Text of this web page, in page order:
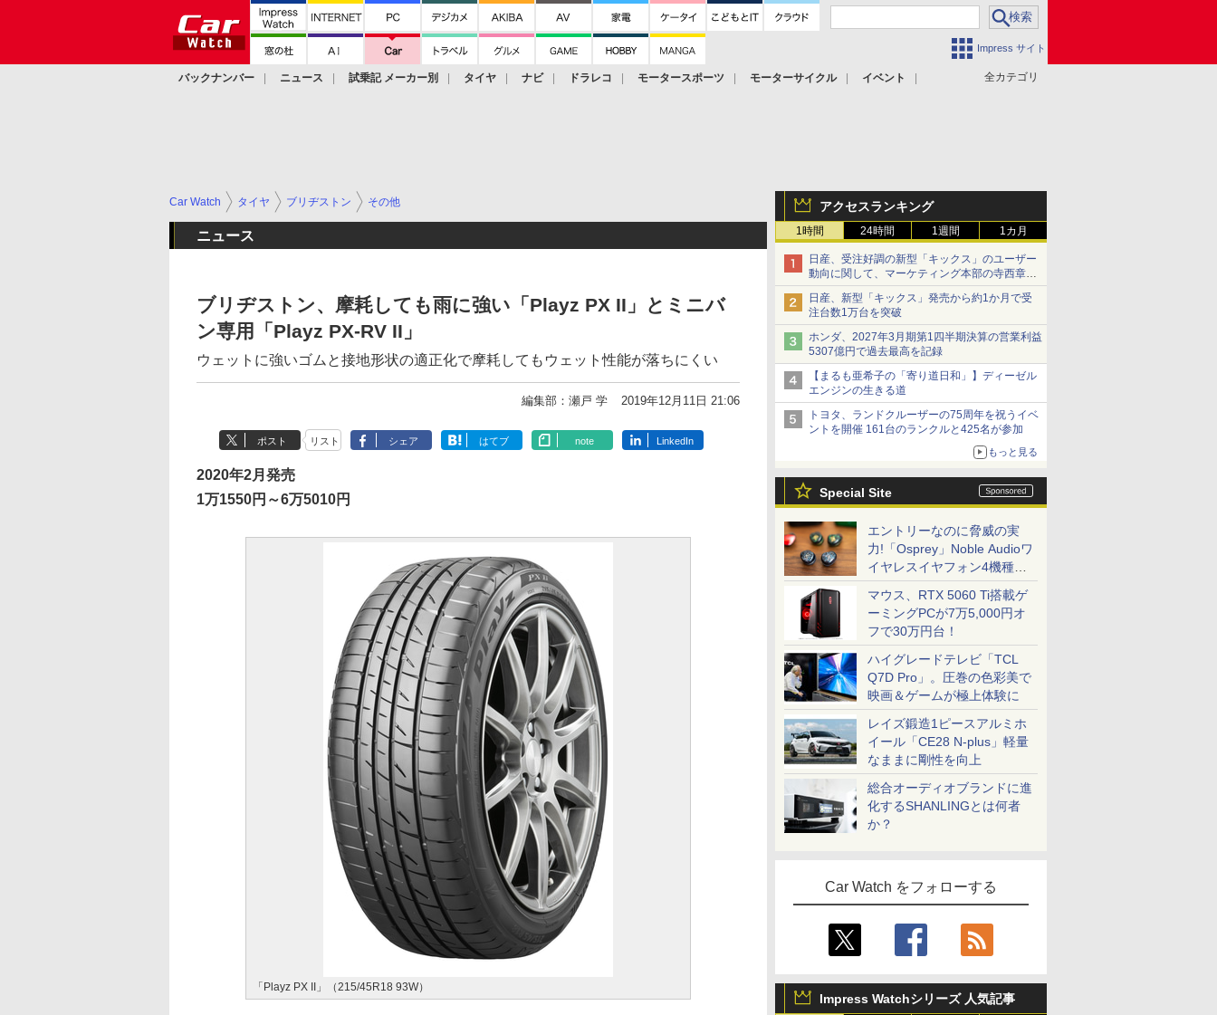
Impress サイト
全カテゴリ
バックナンバー ニュース 試乗記 メーカー別 タイヤ ナビ ドラレコ モータースポーツ モーターサイクル
イベント
アクセスランキング
1時間 24時間 1週間 1カ月
日産、受注好調の新型「キックス」のユーザー
動向に関して、マーケティング本部の寺西章氏
が解説
日産、新型「キックス」発売から約1か月で受
注台数1万台を突破
ホンダ、2027年3月期第1四半期決算の営業利益
5307億円で過去最高を記録
【まるも亜希子の「寄り道日和」】ディーゼル
エンジンの生きる道
トヨタ、ランドクルーザーの75周年を祝うイベ
ントを開催 161台のランクルと425名が参加
もっと見る
Special Site
エントリーなのに脅威の実
力!「Osprey」Noble Audioワ
イヤレスイヤフォン4機種を
一気に聴く
マウス、RTX 5060 Ti搭載ゲ
ーミングPCが7万5,000円オ
フで30万円台！
ハイグレードテレビ「TCL
Q7D Pro」。圧巻の色彩美で
映画＆ゲームが極上体験に
レイズ鍛造1ピースアルミホ
イール「CE28 N-plus」軽量
なままに剛性を向上
総合オーディオブランドに進
化するSHANLINGとは何者
か？
Car Watch をフォローする
Impress Watchシリーズ 人気記事
Car Watch タイヤ ブリヂストン その他
ニュース
ブリヂストン、摩耗しても雨に強い「Playz PX II」とミニバ
ン専用「Playz PX-RV II」
ウェットに強いゴムと接地形状の適正化で摩耗してもウェット性能が落ちにくい
編集部：瀬戸 学 2019年12月11日 21:06
ポスト リスト シェア はてブ note LinkedIn
2020年2月発売
1万1550円～6万5010円
「Playz PX II」（215/45R18 93W）